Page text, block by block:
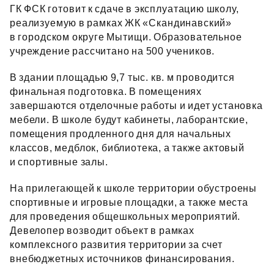
ГК ФСК готовит к сдаче в эксплуатацию школу,
реализуемую в рамках ЖК «Скандинавский»
в городском округе Мытищи. Образовательное
учреждение рассчитано на 500 учеников.
В здании площадью 9,7 тыс. кв. м проводится
финальная подготовка. В помещениях
завершаются отделочные работы и идет установка
мебели. В школе будут кабинеты, лаборантские,
помещения продленного дня для начальных
классов, медблок, библиотека, а также актовый
и спортивные залы.
На прилегающей к школе территории обустроены
спортивные и игровые площадки, а также места
для проведения общешкольных мероприятий.
Девелопер возводит объект в рамках
комплексного развития территории за счет
внебюджетных источников финансирования.